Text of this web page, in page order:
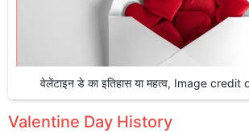
वेलेंटाइन डे का इतिहास या महत्व, Image
Valentine Day History